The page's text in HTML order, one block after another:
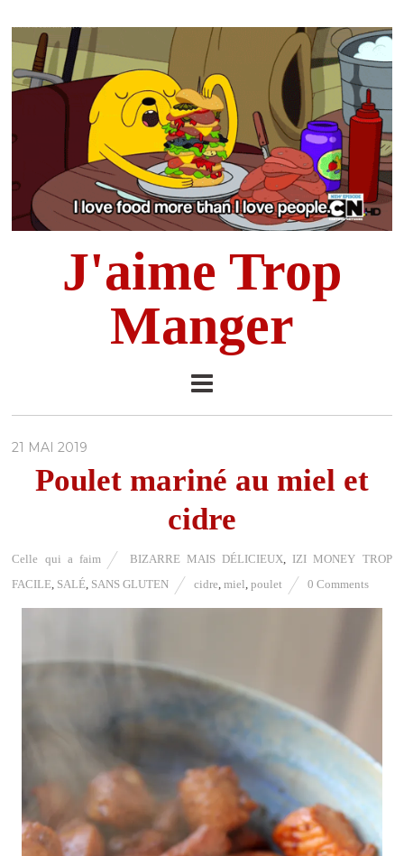
J'aime Trop
Manger
21 MAI 2019
Poulet mariné au miel et
cidre
Celle qui a faim BIZARRE MAIS DÉLICIEUX
IZI MONEY TROP
FACILE SALÉ SANS GLUTEN cidre ,miel ,poulet 0 Comments